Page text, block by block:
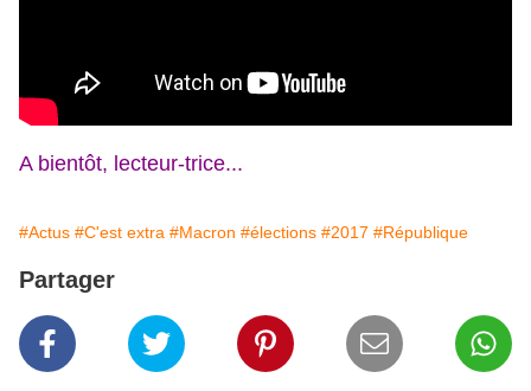
A bientôt, lecteur-trice...
#Actus #C'est extra #Macron #élections #2017 #République
Partager